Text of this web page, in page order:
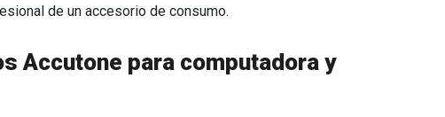
de un accesorio de consumo.
Accutone para computadora y